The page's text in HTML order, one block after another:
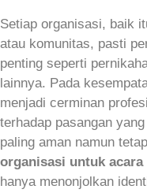
Setiap organisasi, baik
atau komunitas, pasti
penting seperti
lainnya. Pada
menjadi cerminan
terhadap pasangan
paling aman namun
organisasi untuk
hanya menonjolkan